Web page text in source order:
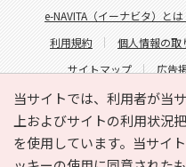
当サイトでは、利用者が当
上およびサイトの利用状況
を使用しています。当サイ
e-NAVITA（イーナビタ）とは
利用規約
個人情報の取
サイトマップ
広告
サイトの内容